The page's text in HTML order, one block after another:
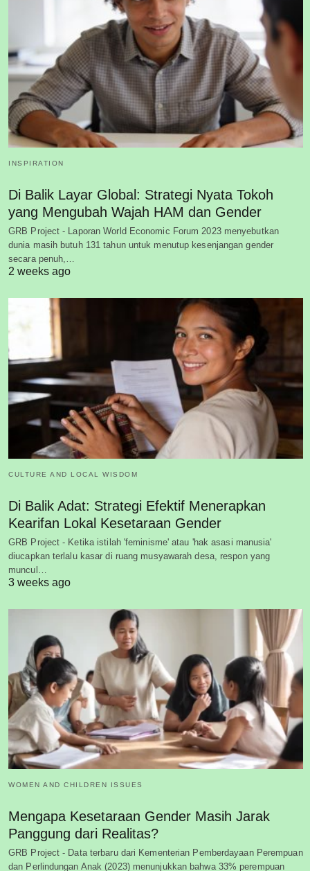
INSPIRATION
Di Balik Layar Global: Strategi Nyata Tokoh
yang Mengubah Wajah HAM dan Gender
GRB Project - Laporan World Economic Forum 2023 menyebutkan
dunia masih butuh 131 tahun untuk menutup kesenjangan gender
secara penuh,…
2 weeks ago
CULTURE AND LOCAL WISDOM
Di Balik Adat: Strategi Efektif Menerapkan
Kearifan Lokal Kesetaraan Gender
GRB Project - Ketika istilah 'feminisme' atau 'hak asasi manusia'
diucapkan terlalu kasar di ruang musyawarah desa, respon yang
muncul…
3 weeks ago
WOMEN AND CHILDREN ISSUES
Mengapa Kesetaraan Gender Masih Jarak
Panggung dari Realitas?
GRB Project - Data terbaru dari Kementerian Pemberdayaan Perempuan
dan Perlindungan Anak (2023) menunjukkan bahwa 33% perempuan